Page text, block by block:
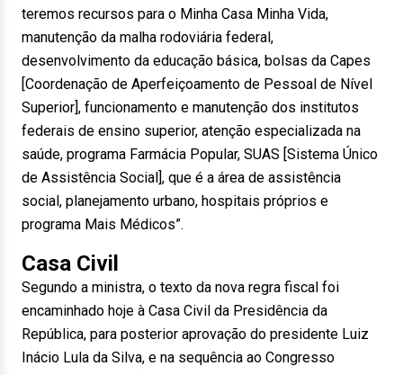
teremos recursos para o Minha Casa Minha Vida,
manutenção da malha rodoviária federal,
desenvolvimento da educação básica, bolsas da Capes
[Coordenação de Aperfeiçoamento de Pessoal de Nível
Superior], funcionamento e manutenção dos institutos
federais de ensino superior, atenção especializada na
saúde, programa Farmácia Popular, SUAS [Sistema Único
de Assistência Social], que é a área de assistência
social, planejamento urbano, hospitais próprios e
programa Mais Médicos”.
Casa Civil
Segundo a ministra, o texto da nova regra fiscal foi
encaminhado hoje à Casa Civil da Presidência da
República, para posterior aprovação do presidente Luiz
Inácio Lula da Silva, e na sequência ao Congresso